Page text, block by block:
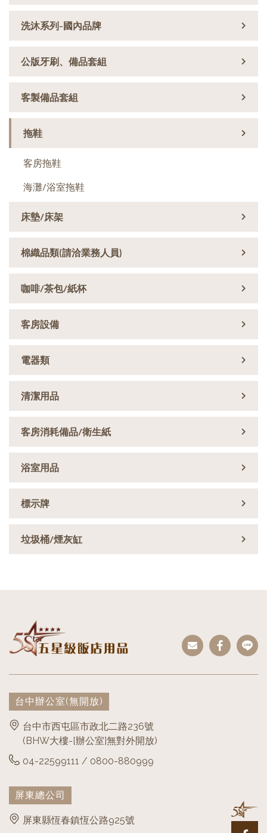
洗沐系列-國內品牌
公版牙刷、備品套組
客製備品套組
拖鞋
客房拖鞋
海灘/浴室拖鞋
床墊/床架
棉織品類(請洽業務人員)
咖啡/茶包/紙杯
客房設備
電器類
清潔用品
客房消耗備品/衛生紙
浴室用品
標示牌
垃圾桶/煙灰缸
台中辦公室(無開放)
台中市西屯區市政北二路236號
(BHW大樓-[辦公室]無對外開放)
04-22599111 / 0800-880999
屏東總公司
屏東縣恆春鎮恆公路925號